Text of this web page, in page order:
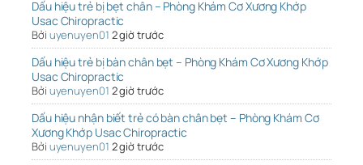
Dấu hiệu trẻ bị bẹt chân – Phòng Khám Cơ Xương Khớp
Usac Chiropractic
Bởi uyenuyen01 2 giờ trước
Dấu hiệu trẻ bị bàn chân bẹt – Phòng Khám Cơ Xương Khớp
Usac Chiropractic
Bởi uyenuyen01 2 giờ trước
Dấu hiệu nhận biết trẻ có bàn chân bẹt – Phòng Khám Cơ
Xương Khớp Usac Chiropractic
Bởi uyenuyen01 2 giờ trước